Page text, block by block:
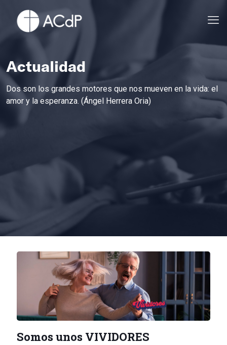
Actualidad
Dos son los grandes motores que nos mueven en la vida: el
amor y la esperanza. (Ángel Herrera Oria)
Somos unos VIVIDORES